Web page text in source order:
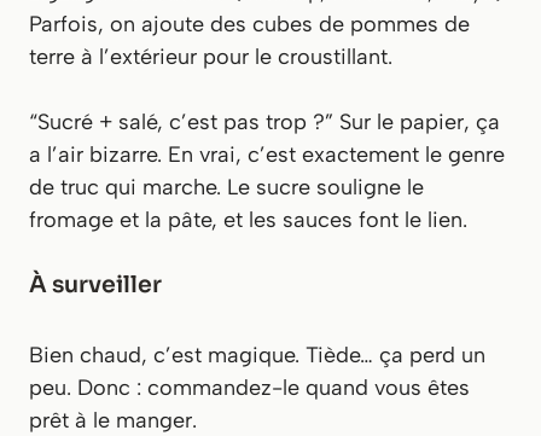
Parfois, on ajoute des cubes de pommes de
terre à l’extérieur pour le croustillant.
“Sucré + salé, c’est pas trop ?” Sur le papier, ça
a l’air bizarre. En vrai, c’est exactement le genre
de truc qui marche. Le sucre souligne le
fromage et la pâte, et les sauces font le lien.
À surveiller
Bien chaud, c’est magique. Tiède… ça perd un
peu. Donc : commandez-le quand vous êtes
prêt à le manger.